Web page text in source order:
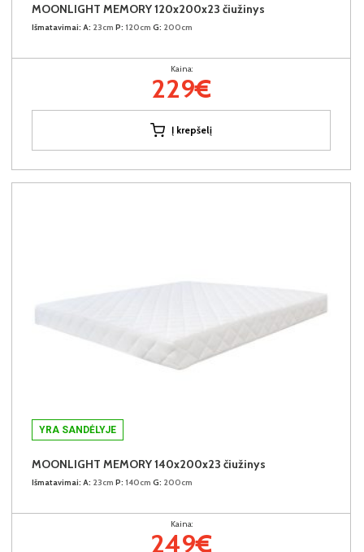
MOONLIGHT MEMORY 120x200x23 čiužinys
Išmatavimai: A: 23cm P: 120cm G: 200cm
Kaina:
229€
Į krepšelį
YRA SANDĖLYJE
MOONLIGHT MEMORY 140x200x23 čiužinys
Išmatavimai: A: 23cm P: 140cm G: 200cm
Kaina:
249€